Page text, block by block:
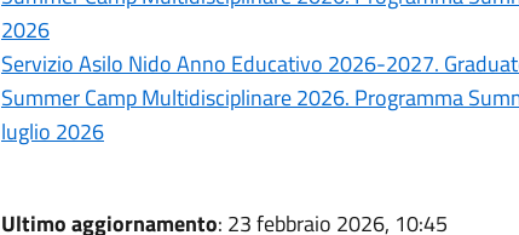
2026
Servizio Asilo Nido Anno Educativo 2026-2027.
Summer Camp Multidisciplinare 2026. Programma
luglio 2026
Ultimo aggiornamento: 23 febbraio 2026, 10:45